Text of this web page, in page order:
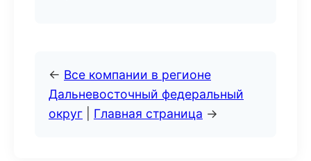
← Все компании в регионе
Дальневосточный федеральный
округ
Главная страница →